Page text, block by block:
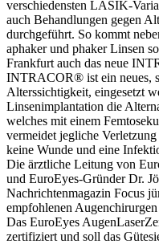
verschiedensten LASIK-
auch Behandlungen gegen
durchgeführt. So kommt
aphaker und phaker Linsen
Frankfurt auch das neue
INTRACOR® ist ein neues,
Alterssichtigkeit, eingesetzt
Linsenimplantation die
welches mit einem
vermeidet jegliche
keine Wunde und eine
Die ärztliche Leitung von
und EuroEyes-Gründer Dr.
Nachrichtenmagazin Focus
empfohlenen
Das EuroEyes
zertifiziert und soll das